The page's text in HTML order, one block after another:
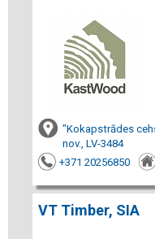
"Kokapstrādes
nov., LV-3484
+371 20256850
VT Timber, SIA